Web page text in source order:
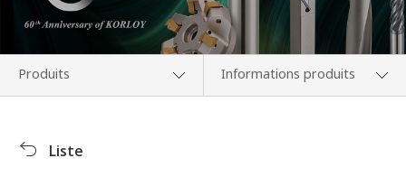
Produits
l'entreprise
Informations produits
Liste